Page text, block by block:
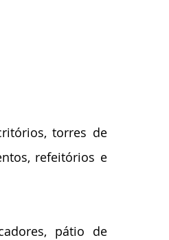
torres de
refeitórios e
pátio de